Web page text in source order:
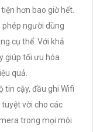
hơn bao giờ hết.
phép người dùng
cụ thể. Với khả
giúp tối ưu hóa
quả.
tin cậy, đầu ghi Wifi
vời cho các
trong mọi môi